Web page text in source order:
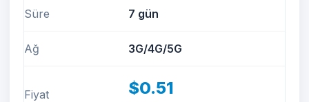
Süre 7 gün
Ağ 3G/4G/5G
Fiyat $0.51